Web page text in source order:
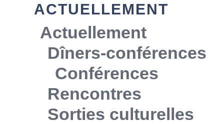
ACTUELLEMENT
Actuellement
Dîners-conférences
Conférences
Rencontres
Sorties culturelles